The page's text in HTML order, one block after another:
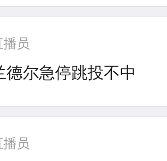
播员
德尔急停跳投不中
播员